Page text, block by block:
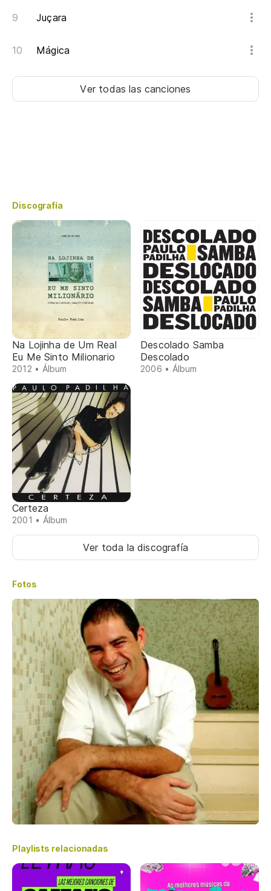
Juçara
Mágica
Ver todas las canciones
Discografía
Na Lojinha de Um Real
Eu Me Sinto Milionario
2012 • Álbum
Descolado Samba
Descolado
2006 • Álbum
Certeza
2001 • Álbum
Ver toda la discografía
Fotos
Playlists relacionadas